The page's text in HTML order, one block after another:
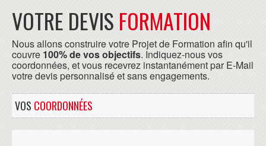
VOTRE DEVIS FORMATION
Nous allons construire votre Projet de Formation afin qu'il
couvre 100% de vos objectifs. Indiquez-nous vos
coordonnées, et vous recevrez instantanément par E-Mail
votre devis personnalisé et sans engagements.
VOS COORDONNÉES